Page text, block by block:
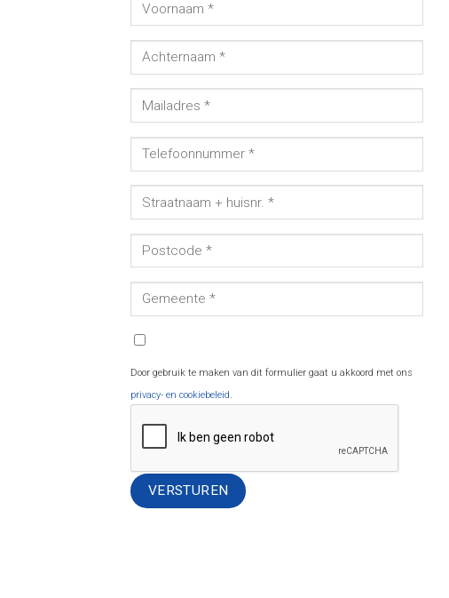
Door gebruik te maken van dit formulier gaat u akkoord met ons
privacy- en cookiebeleid.